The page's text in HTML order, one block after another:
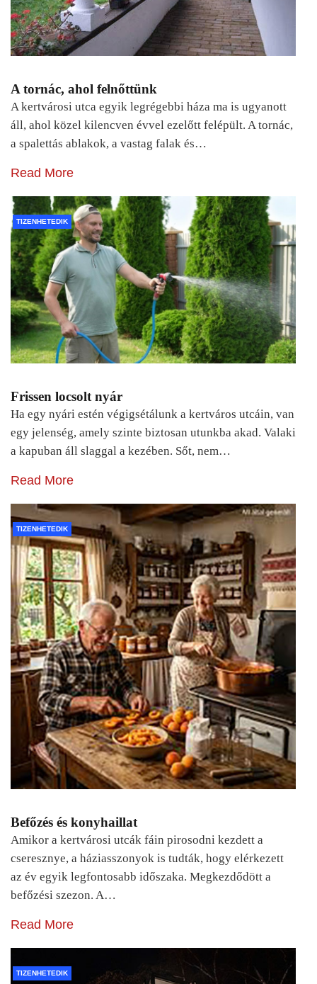
A tornác, ahol felnőttünk
A kertvárosi utca egyik legrégebbi háza ma is ugyanott
áll, ahol közel kilencven évvel ezelőtt felépült. A tornác,
a spalettás ablakok, a vastag falak és…
Read More
TIZENHETEDIK
Frissen locsolt nyár
Ha egy nyári estén végigsétálunk a kertváros utcáin, van
egy jelenség, amely szinte biztosan utunkba akad. Valaki
a kapuban áll slaggal a kezében. Sőt, nem…
Read More
TIZENHETEDIK
Befőzés és konyhaillat
Amikor a kertvárosi utcák fáin pirosodni kezdett a
cseresznye, a háziasszonyok is tudták, hogy elérkezett
az év egyik legfontosabb időszaka. Megkezdődött a
befőzési szezon. A…
Read More
TIZENHETEDIK